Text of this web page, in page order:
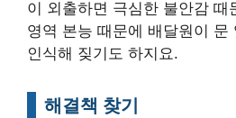
이 외출하면 극심한 불안감 때
영역 본능 때문에 배달원이 문
인식해 짖기도 하지요.
해결책 찾기